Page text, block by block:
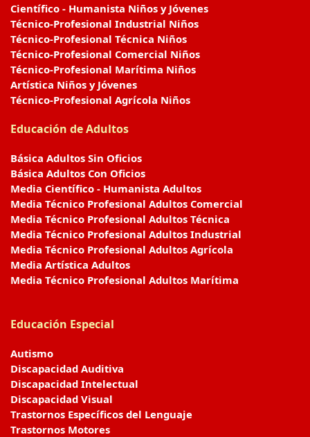
Científico - Humanista Niños y Jóvenes
Técnico-Profesional Industrial Niños
Técnico-Profesional Técnica Niños
Técnico-Profesional Comercial Niños
Técnico-Profesional Marítima Niños
Artística Niños y Jóvenes
Técnico-Profesional Agrícola Niños
Educación de Adultos
Básica Adultos Sin Oficios
Básica Adultos Con Oficios
Media Científico - Humanista Adultos
Media Técnico Profesional Adultos Comercial
Media Técnico Profesional Adultos Técnica
Media Técnico Profesional Adultos Industrial
Media Técnico Profesional Adultos Agrícola
Media Artística Adultos
Media Técnico Profesional Adultos Marítima
Educación Especial
Autismo
Discapacidad Auditiva
Discapacidad Intelectual
Discapacidad Visual
Trastornos Específicos del Lenguaje
Trastornos Motores